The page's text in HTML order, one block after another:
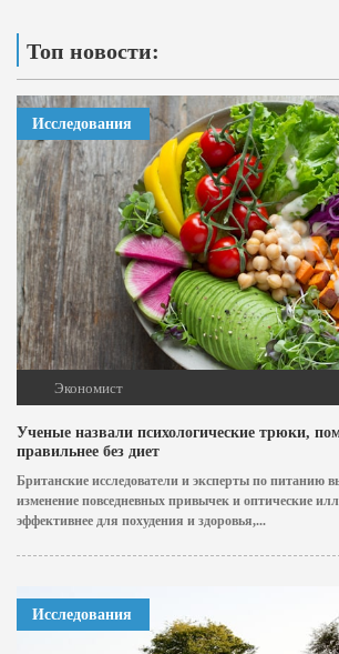
Топ новости:
Исследования
Экономист
Ученые назвали психологические трюки,
правильнее без диет
Британские исследователи и эксперты по питанию
изменение повседневных привычек и оптические
эффективнее для похудения и здоровья,...
Исследования